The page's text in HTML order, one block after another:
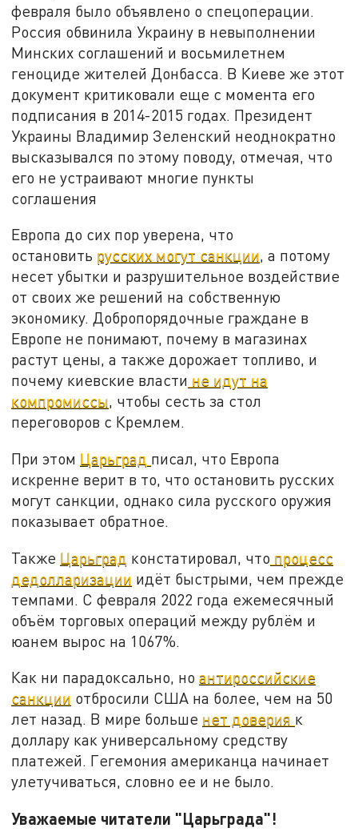
февраля было объявлено о спецоперации.
Россия обвинила Украину в невыполнении
Минских соглашений и восьмилетнем
геноциде жителей Донбасса. В Киеве же этот
документ критиковали еще с момента его
подписания в 2014-2015 годах. Президент
Украины Владимир Зеленский неоднократно
высказывался по этому поводу, отмечая, что
его не устраивают многие пункты
соглашения
Европа до сих пор уверена, что
остановить русских могут санкции, а потому
несет убытки и разрушительное воздействие
от своих же решений на собственную
экономику. Добропорядочные граждане в
Европе не понимают, почему в магазинах
растут цены, а также дорожает топливо, и
почему киевские власти не идут на
компромиссы, чтобы сесть за стол
переговоров с Кремлем.
При этом Царьград писал, что Европа
искренне верит в то, что остановить русских
могут санкции, однако сила русского оружия
показывает обратное.
Также Царьград констатировал, что процесс
дедолларизации идёт быстрыми, чем прежде
темпами. С февраля 2022 года ежемесячный
объём торговых операций между рублём и
юанем вырос на 1067%.
Как ни парадоксально, ноантироссийские
санкции отбросили США на более, чем на 50
лет назад. В мире больше нет доверия к
доллару как универсальному средству
платежей. Гегемония американца начинает
улетучиваться, словно ее и не было.
Уважаемые читатели "Царьграда"!